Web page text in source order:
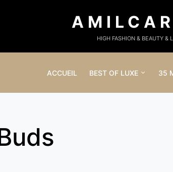
HIGH FASHION & BEAUTY &
ACCUEIL BEST OF LUXE 35